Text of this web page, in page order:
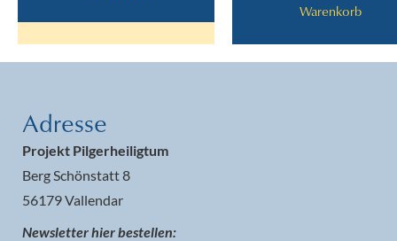
Warenkorb
Adresse
Projekt Pilgerheiligtum
Berg Schönstatt 8
56179 Vallendar
Newsletter hier bestellen: